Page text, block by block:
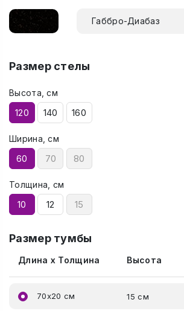
Габбро-Диабаз
Размер стелы
Высота, см
120 140 160
Ширина, см
60 70 80
Толщина, см
10 12 15
Размер тумбы
Длина x Толщина Высота
70x20 см 15 см